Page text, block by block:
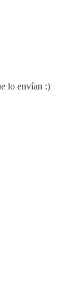
lo envían :)